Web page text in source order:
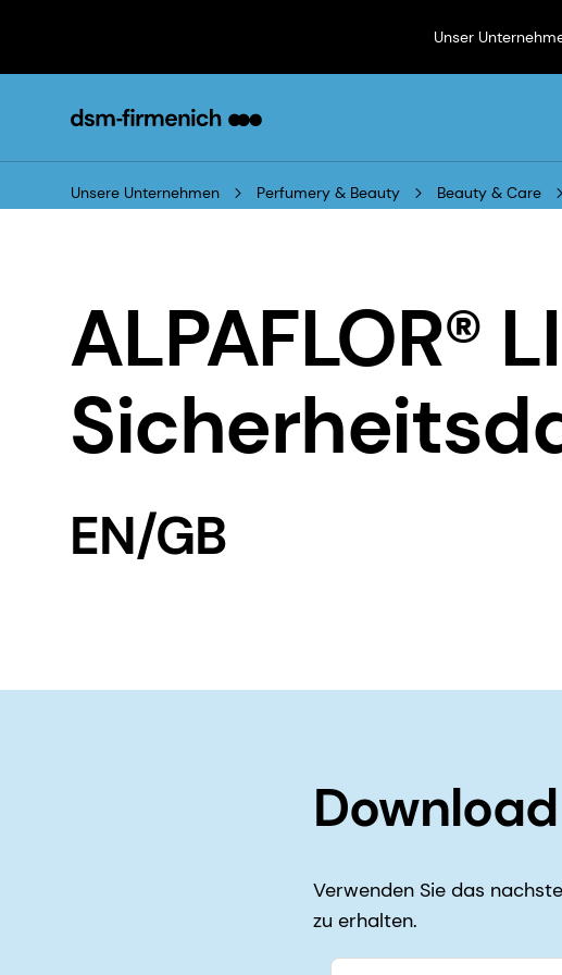
Unser
Unsere Unternehmen Perfumery & Beauty Beauty & Care
ALPAFLOR®
EN/GB
Verwenden Sie das
zu erhalten.